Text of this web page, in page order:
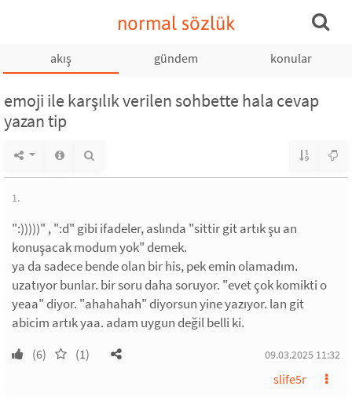
normal sözlük
akış gündem konular
emoji ile karşılık verilen sohbette hala cevap
yazan tip
1.
":)))))" , ":d" gibi ifadeler, aslında "sittir git artık şu an
konuşacak modum yok" demek.
ya da sadece bende olan bir his, pek emin olamadım.
uzatıyor bunlar. bir soru daha soruyor. "evet çok komikti o
yeaa" diyor. "ahahahah" diyorsun yine yazıyor. lan git
abicim artık yaa. adam uygun değil belli ki.
(6) (1) 09.03.2025 11:32
slife5r